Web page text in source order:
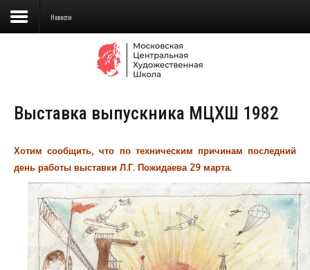
Сведения об образовательной
Школа
Детская Художественная школа
Поступающим
Подготовка
Образование
Новости
Выставка выпускника МЦХШ 1982
Хотим сообщить, что по техническим причинам последний
день работы выставки Л.Г. Пожидаева 29 марта.